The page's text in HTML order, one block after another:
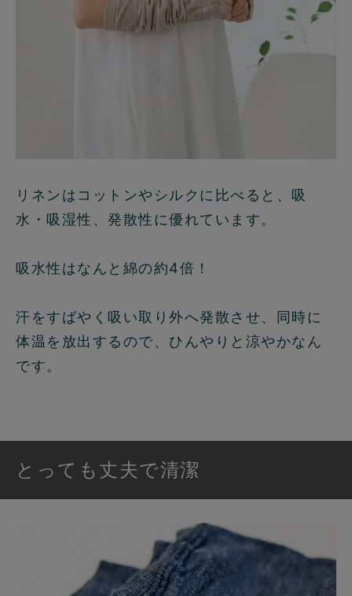
リネンはコットンやシルクに比べると、吸
水・吸湿性、発散性に優れています。
吸水性はなんと綿の約4倍！
汗をすばやく吸い取り外へ発散させ、同時に
体温を放出するので、 ひんやりと涼やかなん
です。
とっても丈夫で清潔